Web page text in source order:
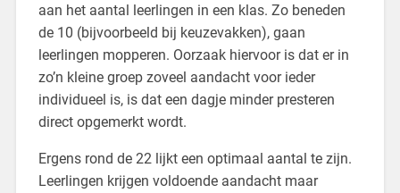
aan het aantal leerlingen in een klas. Zo beneden
de 10 (bijvoorbeeld bij keuzevakken), gaan
leerlingen mopperen. Oorzaak hiervoor is dat er in
zo’n kleine groep zoveel aandacht voor ieder
individueel is, is dat een dagje minder presteren
direct opgemerkt wordt.
Ergens rond de 22 lijkt een optimaal aantal te zijn.
Leerlingen krijgen voldoende aandacht maar